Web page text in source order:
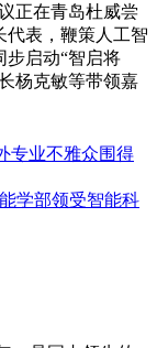
正在青岛杜威尝
代表，鞭策人工智
步启动“智启将
杨克敏等带领嘉
专业不雅众围得
学部领受智能科